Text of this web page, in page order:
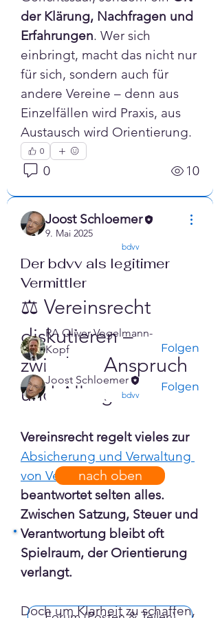
der Klärung, Nachfragen und
Erfahrungen. Wer sich
einbringt, macht das nicht nur
für sich, sondern auch für
andere Vereine – denn aus
Einzelfällen wird Praxis, aus
Austausch wird Orientierung.
0
0 10
Joost Schloemer
9. Mai 2025
bdvv
Der bdvv als legitimer
Vermittler
⚖️ Vereinsrecht
diskutieren –
zwischen Anspruch
und Alltag
Vereinsrecht regelt vieles zur
Absicherung und Verwaltung
von Vereinen – aber
beantwortet selten alles.
Zwischen Satzung, Steuer und
Verantwortung bleibt oft
Spielraum, der Orientierung
verlangt.
Doch um Klarheit zu schaffen,
Info
Expertengruppe
"Vereinsrecht" Die...
Weiterlesen
Mitglieder
RA Oliver Vogelmann-
Kopf
Folgen
Joost Schloemer
bdvv
Folgen
Alle Mitglieder anzeigen (2)
nach oben